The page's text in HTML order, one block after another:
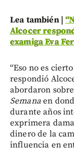
Lea también |
Alcocer
examiga Eva
“Eso no es
respondió
abordaron
Semanaen
durante años
exprimera
dinero de la
influencia en